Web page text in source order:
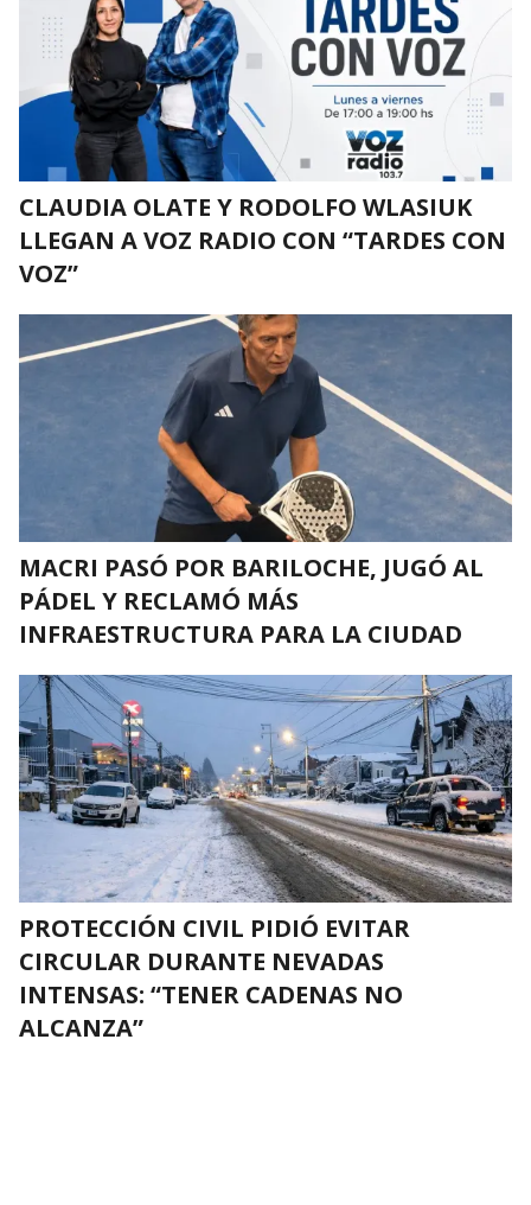
CLAUDIA OLATE Y RODOLFO WLASIUK
LLEGAN A VOZ RADIO CON “TARDES CON
VOZ”
MACRI PASÓ POR BARILOCHE, JUGÓ AL
PÁDEL Y RECLAMÓ MÁS
INFRAESTRUCTURA PARA LA CIUDAD
PROTECCIÓN CIVIL PIDIÓ EVITAR
CIRCULAR DURANTE NEVADAS
INTENSAS: “TENER CADENAS NO
ALCANZA”